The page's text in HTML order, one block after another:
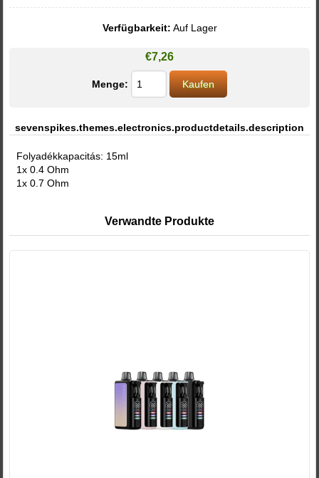
Verfügbarkeit: Auf Lager
€7,26
Menge:
sevenspikes.themes.electronics.productdetails.description
Folyadékkapacitás: 15ml
1x 0.4 Ohm
1x 0.7 Ohm
Verwandte Produkte